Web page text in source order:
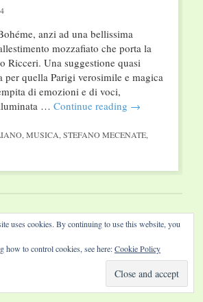
anzi ad una bellissima
mozzafiato che porta la
Ricceri. Una suggestione quasi
per quella Parigi verosimile e magica
di emozioni e di voci,
… Continue reading →
,MUSICA,STEFANO MECENATE,
Website by Diamond Visions
uses cookies. By continuing to use this website, you
how to control cookies, see here:Cookie Policy